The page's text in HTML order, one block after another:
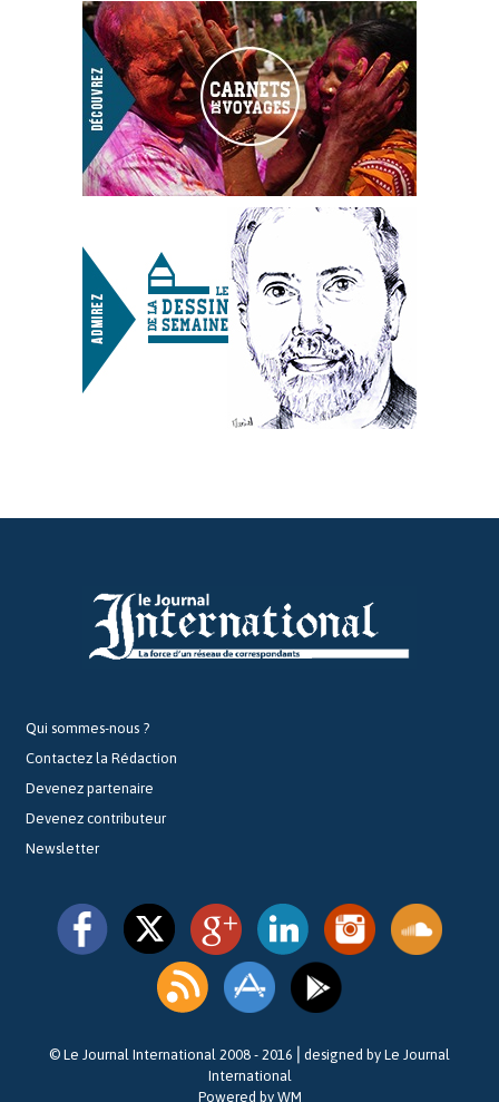
Qui sommes-nous ?
Contactez la Rédaction
Devenez partenaire
Devenez contributeur
Newsletter
© Le Journal International 2008 - 2016⎪designed by Le Journal
International
Powered by WM